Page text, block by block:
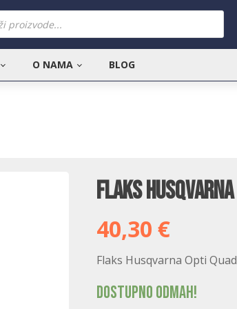
O NAMA BLOG
Flaks Husqvarna
40,30 €
Flaks Husqvarna Opti
Dostupno odmah!